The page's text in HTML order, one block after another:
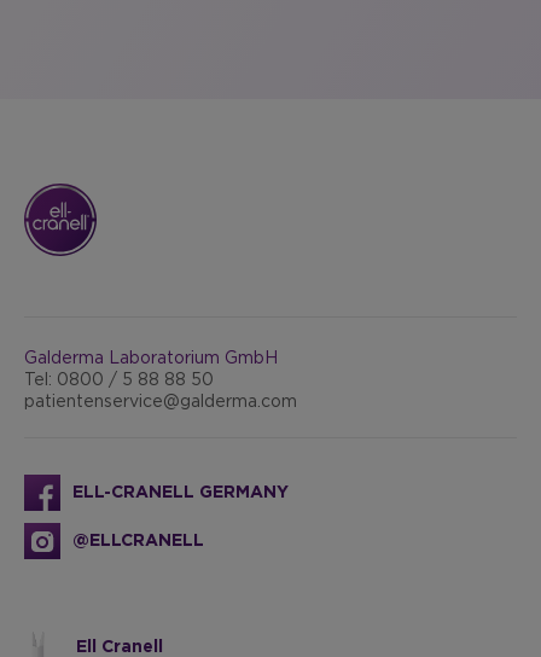
Galderma Laboratorium GmbH
Tel: 0800 / 5 88 88 50
patientenservice@galderma.com
ELL-CRANELL GERMANY
@ELLCRANELL
Ell Cranell